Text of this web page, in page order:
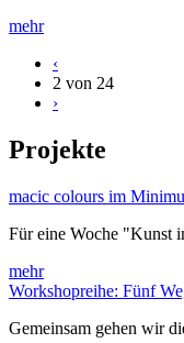
mehr
‹
2 von 24
›
Projekte
macic colours im
Für eine Woche "Kunst
mehr
Workshopreihe: Fünf
Gemeinsam gehen wir